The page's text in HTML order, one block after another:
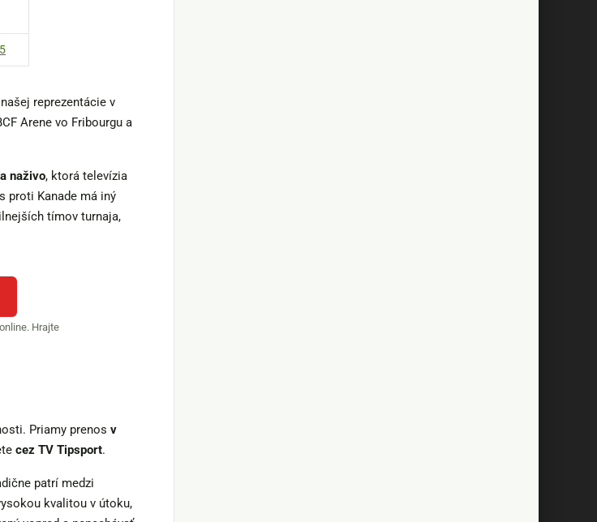
reprezentácie v
Arene vo Fribourgu a
naživo, ktorá televízia
proti Kanade má iný
tímov turnaja,
Hrajte
Priamy prenos v
cez TV Tipsport.
patrí medzi
kvalitou v útoku,